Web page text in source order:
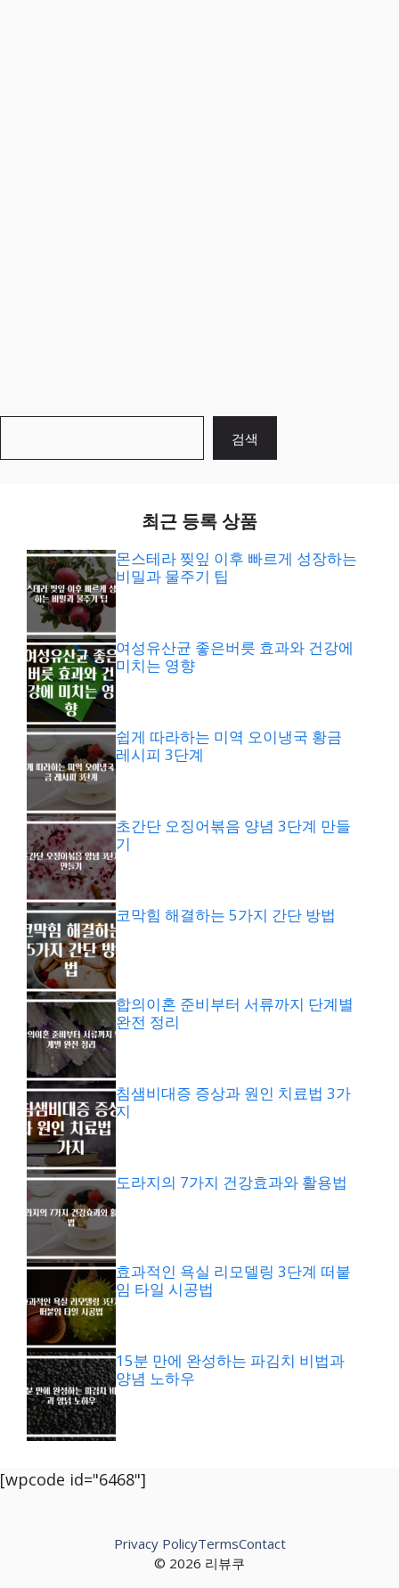
검색
최근 등록 상품
몬스테라 찢잎 이후 빠르게 성장하는
비밀과 물주기 팁
여성유산균 좋은버릇 효과와 건강에
미치는 영향
쉽게 따라하는 미역 오이냉국 황금
레시피 3단계
초간단 오징어볶음 양념 3단계 만들
기
코막힘 해결하는 5가지 간단 방법
합의이혼 준비부터 서류까지 단계별
완전 정리
침샘비대증 증상과 원인 치료법 3가
지
도라지의 7가지 건강효과와 활용법
효과적인 욕실 리모델링 3단계 떠붙
임 타일 시공법
15분 만에 완성하는 파김치 비법과
양념 노하우
[wpcode id="6468"]
© 2026 리뷰쿠
Privacy PolicyTermsContact